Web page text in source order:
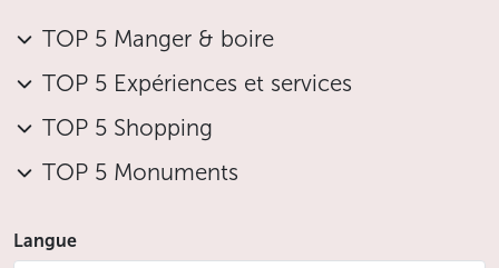
TOP 5 Manger & boire
TOP 5 Expériences et services
TOP 5 Shopping
TOP 5 Monuments
Langue